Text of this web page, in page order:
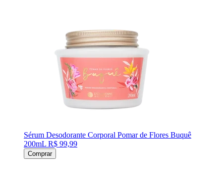
Sérum Desodorante Corporal Pomar de Flores Buquê
200mL R$ 99,99
Comprar